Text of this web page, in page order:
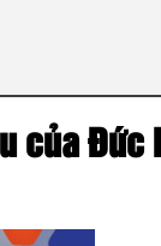
của Đức